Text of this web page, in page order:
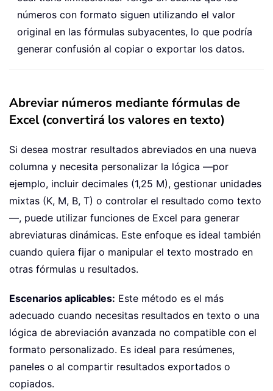
números con formato siguen utilizando el valor
original en las fórmulas subyacentes, lo que podría
generar confusión al copiar o exportar los datos.
Abreviar números mediante fórmulas de
Excel (convertirá los valores en texto)
Si desea mostrar resultados abreviados en una nueva
columna y necesita personalizar la lógica —por
ejemplo, incluir decimales (1,25 M), gestionar unidades
mixtas (K, M, B, T) o controlar el resultado como texto
—, puede utilizar funciones de Excel para generar
abreviaturas dinámicas. Este enfoque es ideal también
cuando quiera fijar o manipular el texto mostrado en
otras fórmulas u resultados.
Escenarios aplicables: Este método es el más
adecuado cuando necesitas resultados en texto o una
lógica de abreviación avanzada no compatible con el
formato personalizado. Es ideal para resúmenes,
paneles o al compartir resultados exportados o
copiados.